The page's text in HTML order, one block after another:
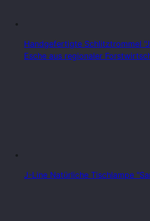
Handgefertigte Schlitztrommel
Esche aus regionaler
J-Line Natürliche Tischlampe